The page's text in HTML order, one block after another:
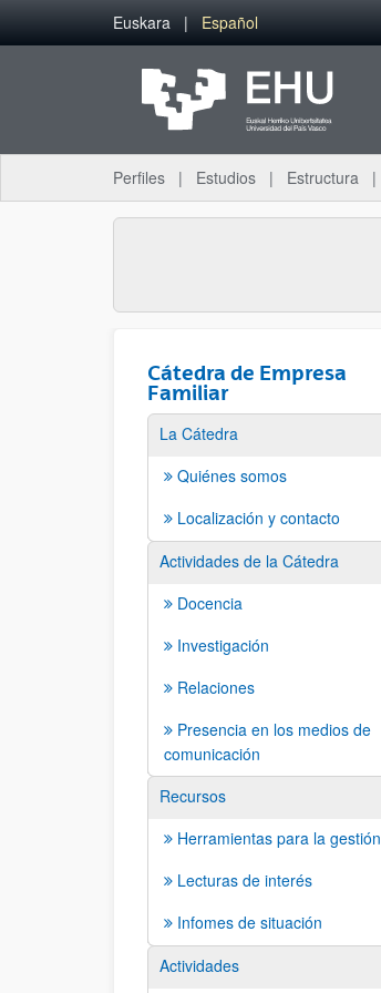
Saltar al contenido principal
Euskara Español
Perfiles Estudios Estructura
Cátedra de Empresa
Familiar
La Cátedra
Quiénes somos
Localización y contacto
Actividades de la Cátedra
Docencia
Investigación
Relaciones
Presencia en los medios de
comunicación
Recursos
Herramientas para la gestión
Lecturas de interés
Infomes de situación
Actividades